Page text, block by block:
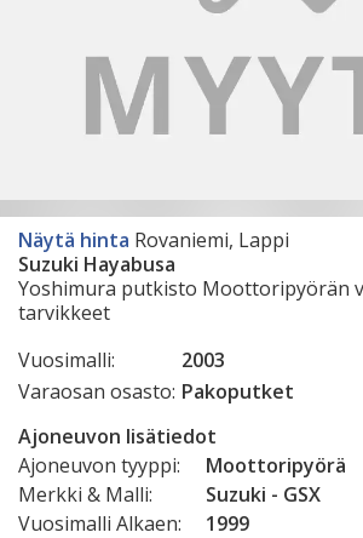
Näytä hinta Rovaniemi, Lappi
Suzuki Hayabusa
Yoshimura putkisto Moottoripyörän
tarvikkeet
Vuosimalli:
2003
Varaosan osasto: Pakoputket
Ajoneuvon lisätiedot
Ajoneuvon tyyppi:
Moottoripyörä
Merkki & Malli:
Suzuki - GSX
Vuosimalli Alkaen:
1999